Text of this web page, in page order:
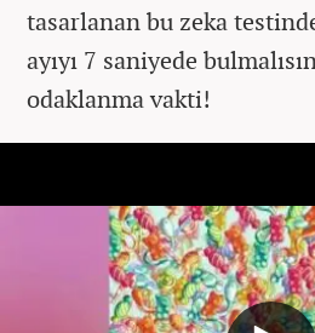
tasarlanan bu zeka
ayıyı 7 saniyede
odaklanma vakti!